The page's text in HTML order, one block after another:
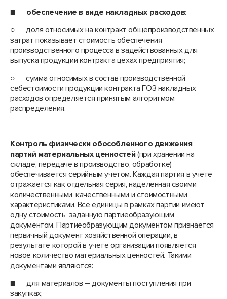
■ обеспечение в виде накладных расходов:
○ доля относимых на контракт общепроизводственных
затрат показывает стоимость обеспечения
производственного процесса в задействованных для
выпуска продукции контракта цехах предприятия;
○ сумма относимых в состав производственной
себестоимости продукции контракта ГОЗ накладных
расходов определяется принятым алгоритмом
распределения.
Контроль физически обособленного движения
партий материальных ценностей (при хранении на
складе, передаче в производство, обработке)
обеспечивается серийным учетом. Каждая партия в учете
отражается как отдельная серия, наделенная своими
количественными, качественными и стоимостными
характеристиками. Все единицы в рамках партии имеют
одну стоимость, заданную партиеобразующим
документом. Партиеобразующим документом признается
первичный документ хозяйственной операции, в
результате которой в учете организации появляется
новое количество материальных ценностей. Такими
документами являются:
■ для материалов – документы поступления при
закупках;